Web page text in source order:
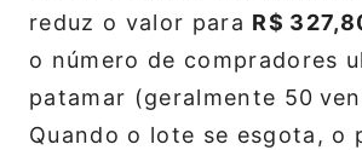
reduz o valor para R$
o número de compradores
patamar (geralmente 50
Quando o lote se esgota, o